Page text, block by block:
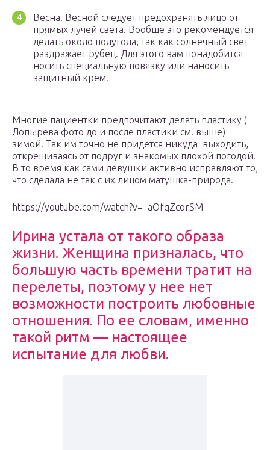
Весна. Весной следует предохранять лицо от
прямых лучей света. Вообще это рекомендуется
делать около полугода, так как солнечный свет
раздражает рубец. Для этого вам понадобится
носить специальную повязку или наносить
защитный крем.
Многие пациентки предпочитают делать пластику (
Лопырева фото до и после пластики см. выше)
зимой. Так им точно не придется никуда выходить,
открещиваясь от подруг и знакомых плохой погодой.
В то время как сами девушки активно исправляют то,
что сделала не так с их лицом матушка-природа.
https://youtube.com/watch?v=_aOfqZcorSM
Ирина устала от такого образа
жизни. Женщина призналась, что
большую часть времени тратит на
перелеты, поэтому у нее нет
возможности построить любовные
отношения. По ее словам, именно
такой ритм — настоящее
испытание для любви.